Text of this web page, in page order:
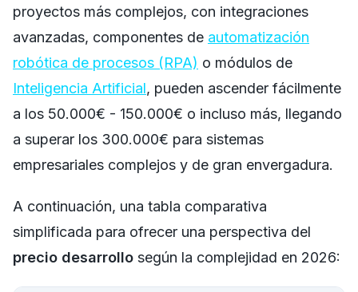
proyectos más complejos, con integraciones
avanzadas, componentes de automatización
robótica de procesos (RPA) o módulos de
Inteligencia Artificial, pueden ascender fácilmente
a los 50.000€ - 150.000€ o incluso más, llegando
a superar los 300.000€ para sistemas
empresariales complejos y de gran envergadura.
A continuación, una tabla comparativa
simplificada para ofrecer una perspectiva del
precio desarrollo según la complejidad en 2026: